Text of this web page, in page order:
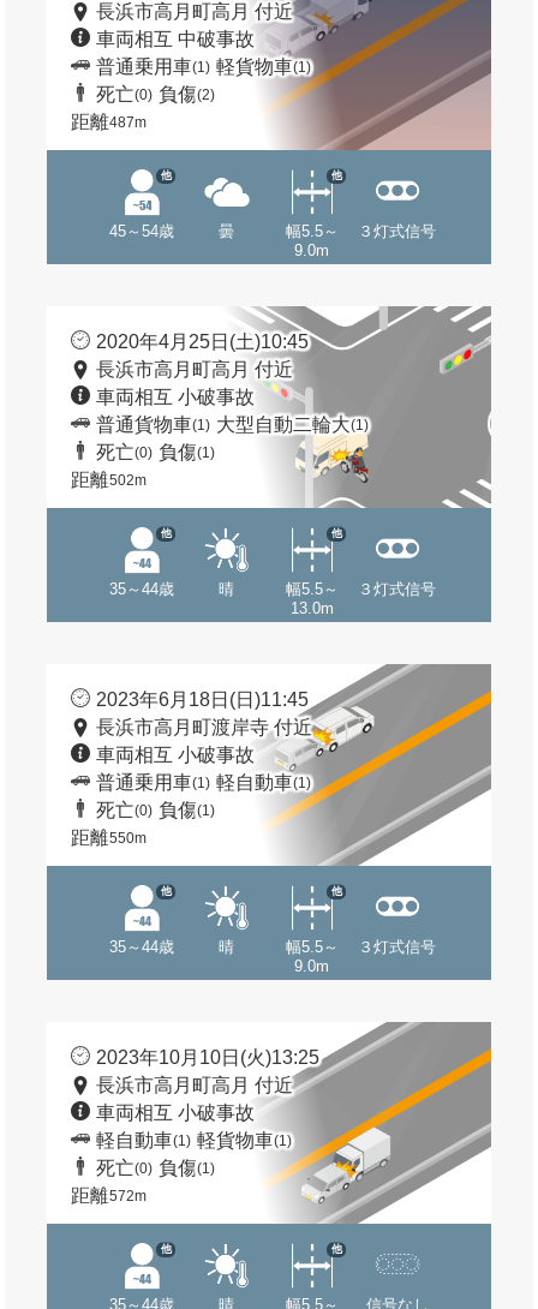
長浜市高月町高月 付近
車両相互 中破事故
普通乗用車(1) 軽貨物車(1)
死亡(0) 負傷(2)
距離487m
45～54歳
他
曇
幅5.5～
9.0m
他
３灯式信号
2020年4月25日(土)10:45
長浜市高月町高月 付近
車両相互 小破事故
普通貨物車(1) 大型自動二輪大(1)
死亡(0) 負傷(1)
距離502m
35～44歳
他
晴
幅5.5～
13.0m
他
３灯式信号
2023年6月18日(日)11:45
長浜市高月町渡岸寺 付近
車両相互 小破事故
普通乗用車(1) 軽自動車(1)
死亡(0) 負傷(1)
距離550m
35～44歳
他
晴
幅5.5～
9.0m
他
３灯式信号
2023年10月10日(火)13:25
長浜市高月町高月 付近
車両相互 小破事故
軽自動車(1) 軽貨物車(1)
死亡(0) 負傷(1)
距離572m
35～44歳
他
晴
幅5.5～
他
信号なし